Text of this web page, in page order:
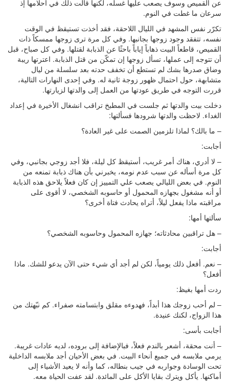
عن القميص وسوف يصعب عليها غسله، لكنها قالت ذلك في أحلامها إذ
سرعان ما غطت في النوم.
تكرّر نفس المشهد في الليال اللاحقة، فقد أخذت تستيقظ في الوقت
نفسه، تتفقد وجود زوجها بجانبها. وفي كل مرة ترى زوجها ممسكاً ذات
القميص، قاطعاً البيت ذهاباً إياباً باحثًا عن الذبابة لقتلها. وفي كل صباح، قبل
أن تتوجه إلى عملها، تسأل زوجها إن تمكّن من قتل الذبابة. اعترتها ريبة
وضاق صدرها بشك لم تستطع أن تخفف حدته بعد سلسلة من ليال
متشابهة، حول احتمال ظهور زوجة ثانية له. وفي إحدى النهارات التالية،
قررت التوجه في طريق عودتها من العمل إلى والدتها لزيارتها.
دخلت بيت والدتها ثم جلست في المطبخ تراقب انشغال الأخيرة في إعداد
الغداء. لاحظت والدتها شرودها فسألتها:
– ما بالك؟ لماذا تلزمين الصمت على غير العادة؟
أجابت:
– لا أدري، هناك أمر غريب، أستيقظ كل ليلة، فلا أجد زوجي بجانبي، وفي
كل مرة أسأله عن سبب عدم نومه، يخبرني بأن هناك ذبابة تمنعه من
النوم. في بعض الليالي يصعب علي التمييز إن كان فعلاً يلاحق هذه الذبابة
أو أنه مشغول بجهازه المحمول أو حاسوبه الشخصي، لا أقوى على
مراقبته ماذا يفعل ليلاً، أتراه يحادث فتاة أخرى؟
سألتها أمها:
– هل تراقبين محادثاته؛ جهازه المحمول وحاسوبه الشخصي؟
أجابت:
– نعم. أفعل ذلك يومياً، لكن لم أجد أي شيء حتى الآن يدعو للشك. ماذا
أفعل؟
ردت أمها بغيظ:
– لم أحب زوجك هذا أبداً، فهدوءه مقلق وابتسامته صفراء. كم نبّهتك من
هذا الزواج، لكنك عنيدة.
أجابت بأسى:
– أنت محقة، أشعر بالندم فعلاً، فبالإضافة إلى بروده، لديه عادات غريبة.
يرمي ملابسه في جميع أنحاء البيت. في بعض الأحيان أجد ملابسه الداخلية
تحت الوسادة وجواربه في جيب بنطاله، كما وأنه لا يعيد الأشياء إلى
أماكنها. يأكل ويترك بقايا الأكل على المائدة. لقد عفت الحياة معه.